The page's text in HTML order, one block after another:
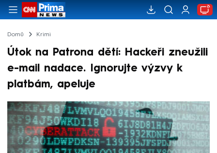
Domů Krimi
Útok na Patrona dětí: Hackeři zneužili
e-mail nadace. Ignorujte výzvy k
platbám, apeluje